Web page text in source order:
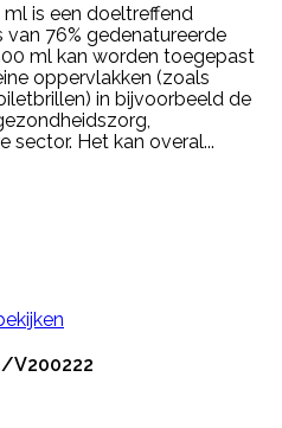
is een doeltreffend
76% gedenatureerde
ml kan worden toegepast
oppervlakken (zoals
in bijvoorbeeld de
sector. Het kan overal...
V200222